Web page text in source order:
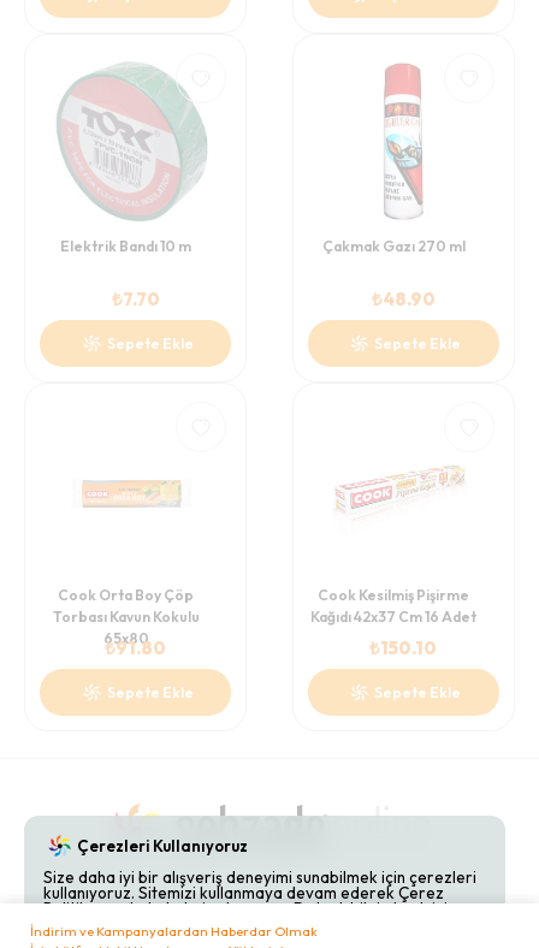
İndirim ve Kampanyalardan Haberdar Olmak
Elektrik Bandı 10 m
₺7.70
Sepete Ekle
Çakmak Gazı 270 ml
₺48.90
Sepete Ekle
Cook Orta Boy Çöp
Torbası Kavun Kokulu
65x80
₺91.80
Sepete Ekle
Cook Kesilmiş Pişirme
Kağıdı 42x37 Cm 16 Adet
₺150.10
Sepete Ekle
Gizlilik PolitikalarıHakkımızdaBize Ulaşın
Çerezleri Kullanıyoruz
Size daha iyi bir alışveriş deneyimi sunabilmek için çerezleri
kullanıyoruz. Sitemizi kullanmaya devam ederek Çerez
Politikamızı kabul etmiş olursunuz. Detaylı bilgi almak için
Çerez Politikamızı
inceleyebilirsiniz.